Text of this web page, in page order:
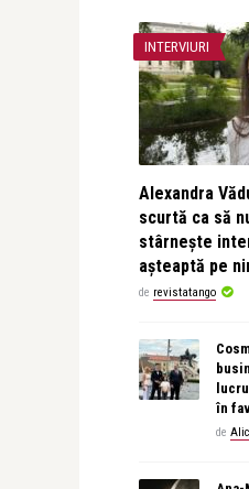
INTERVIURI
Alexandra
scurtă ca să
stârnește
așteaptă pe
de revistatango
în
de